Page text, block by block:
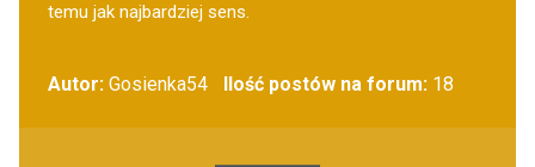
temu jak najbardziej sens.
Autor: Gosienka54 Ilość postów na forum:18